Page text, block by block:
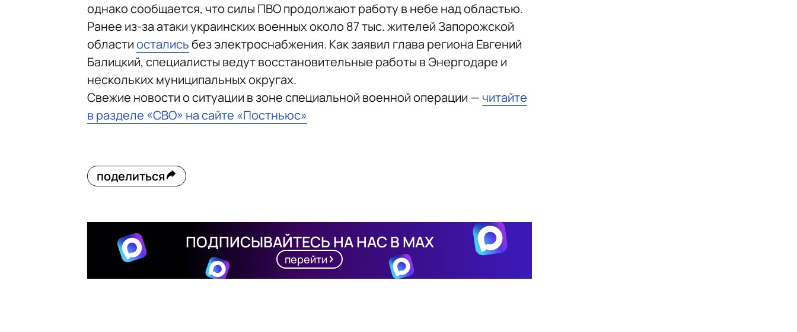
однако сообщается, что силы ПВО продолжают работу в небе над областью.
Ранее из-за атаки украинских военных около 87 тыс. жителей Запорожской
областиосталисьбез электроснабжения. Как заявил глава региона Евгений
Балицкий, специалисты ведут восстановительные работы в Энергодаре и
нескольких муниципальных округах.
Свежие новости о ситуации в зоне специальной военной операции —читайте
в разделе «СВО» на сайте «Постньюс»
поделиться
ПОДПИСЫВАЙТЕСЬ НА НАС В MAX
перейти